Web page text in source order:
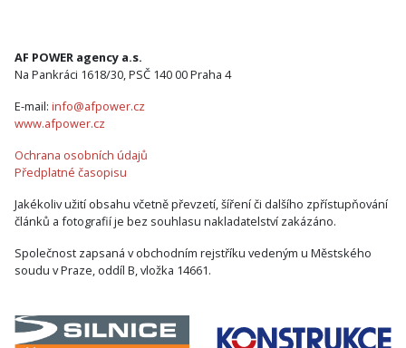
AF POWER agency a.s.
Na Pankráci 1618/30, PSČ 140 00 Praha 4
E-mail: info@afpower.cz
www.afpower.cz
Ochrana osobních údajů
Předplatné časopisu
Jakékoliv užití obsahu včetně převzetí, šíření či dalšího zpřístupňování
článků a fotografií je bez souhlasu nakladatelství zakázáno.
Společnost zapsaná v obchodním rejstříku vedeným u Městského
soudu v Praze, oddíl B, vložka 14661.